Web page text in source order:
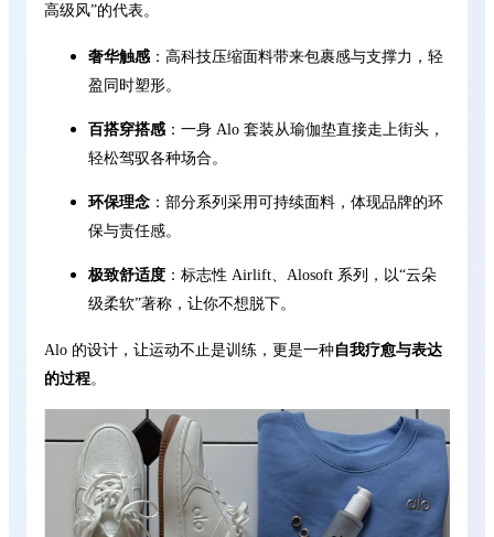
高级风”的代表。
奢华触感 ：高科技压缩面料带来包裹感与支撑力，轻
盈同时塑形。
百搭穿搭感 ：一身 Alo 套装从瑜伽垫直接走上街头，
轻松驾驭各种场合。
环保理念 ：部分系列采用可持续面料，体现品牌的环
保与责任感。
极致舒适度 ：标志性 Airlift、Alosoft 系列，以“云朵
级柔软”著称，让你不想脱下。
Alo 的设计，让运动不止是训练，更是一种自我疗愈与表达
的过程。